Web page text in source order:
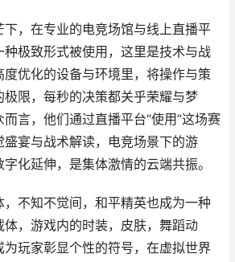
下，在专业的电竞场馆与线上直播平
种极致形式被使用，这里是技术与战
优化的设备与环境里，将操作与策
极限，每秒的决策都关乎荣耀与梦
言，他们通过直播平台“使用”这场赛
宴与战术解读，电竞场景下的游
化延伸，是集体激情的云端共振。
不知不觉间，和平精英也成为一种
，游戏内的时装，皮肤，舞蹈动
玩家彰显个性的符号，在虚拟世界